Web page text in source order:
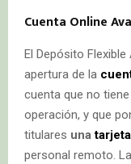
Cuenta Online
El Depósito
apertura de la
cuenta que no
operación, y que
titulares una
personal remoto.